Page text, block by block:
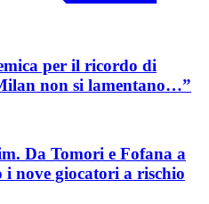
per il ricordo di
non si lamentano…”
Da Tomori e Fofana a
i nove giocatori a rischio